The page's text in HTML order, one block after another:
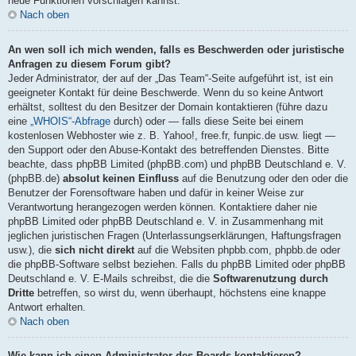
Nach oben
An wen soll ich mich wenden, falls es Beschwerden oder juristische
Anfragen zu diesem Forum gibt?
Jeder Administrator, der auf der „Das Team“-Seite aufgeführt ist, ist ein
geeigneter Kontakt für deine Beschwerde. Wenn du so keine Antwort
erhältst, solltest du den Besitzer der Domain kontaktieren (führe dazu
eine „WHOIS“-Abfrage durch) oder — falls diese Seite bei einem
kostenlosen Webhoster wie z. B. Yahoo!, free.fr, funpic.de usw. liegt —
den Support oder den Abuse-Kontakt des betreffenden Dienstes. Bitte
beachte, dass phpBB Limited (phpBB.com) und phpBB Deutschland e. V.
(phpBB.de) absolut keinen Einfluss auf die Benutzung oder den oder die
Benutzer der Forensoftware haben und dafür in keiner Weise zur
Verantwortung herangezogen werden können. Kontaktiere daher nie
phpBB Limited oder phpBB Deutschland e. V. in Zusammenhang mit
jeglichen juristischen Fragen (Unterlassungserklärungen, Haftungsfragen
usw.), die sich nicht direkt auf die Websiten phpbb.com, phpbb.de oder
die phpBB-Software selbst beziehen. Falls du phpBB Limited oder phpBB
Deutschland e. V. E-Mails schreibst, die die Softwarenutzung durch
Dritte betreffen, so wirst du, wenn überhaupt, höchstens eine knappe
Antwort erhalten.
Nach oben